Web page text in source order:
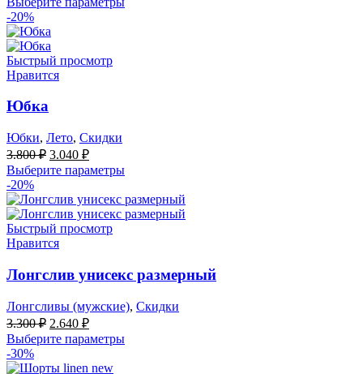
-20%
Быстрый просмотр
Нравится
Юбка
Юбки, Лето, Скидки
3.800₽ Первоначальная
цена
составляла
3.800 ₽.
3.040 ₽Текущая
цена:
Выберите параметры
-20%
Быстрый просмотр
Нравится
Лонгслив унисекс размерный
Лонгсливы (мужские), Скидки
3.300₽ Первоначальная
цена
составляла
3.300 ₽.
2.640 ₽Текущая
цена:
Выберите параметры
-30%